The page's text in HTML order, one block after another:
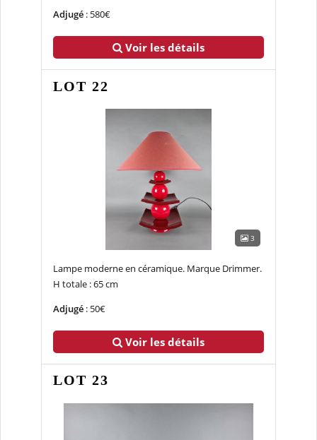
Adjugé: 580€
Voir les détails
LOT 22
3
Lampe moderne en céramique. Marque Drimmer.
H totale : 65 cm
Adjugé: 50€
Voir les détails
LOT 23